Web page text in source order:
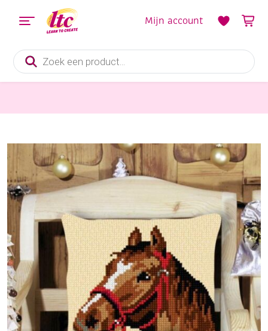
Producten
zoeken
Mijn account